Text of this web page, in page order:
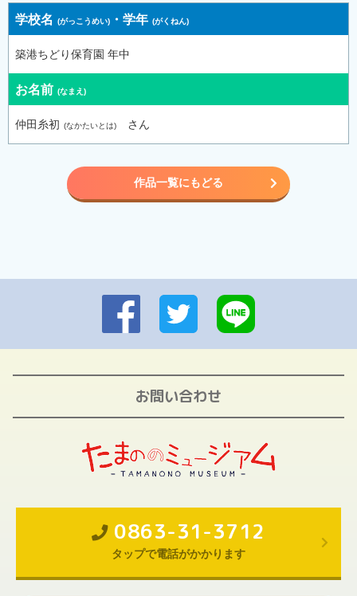
学校名 ・学年
築港ちどり保育園 年中
お名前
仲田糸初 さん
作品一覧にもどる
お問い合わせ
0863-31-3712
タップで電話がかかります